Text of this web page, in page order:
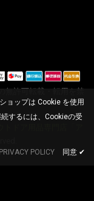
ADD TO CART
無許可転載・転用を禁
ドア用品専門店「ア
ョップは Cookie を使用
するには、Cookieの受
PRIVACY POLICY 同意 ✔